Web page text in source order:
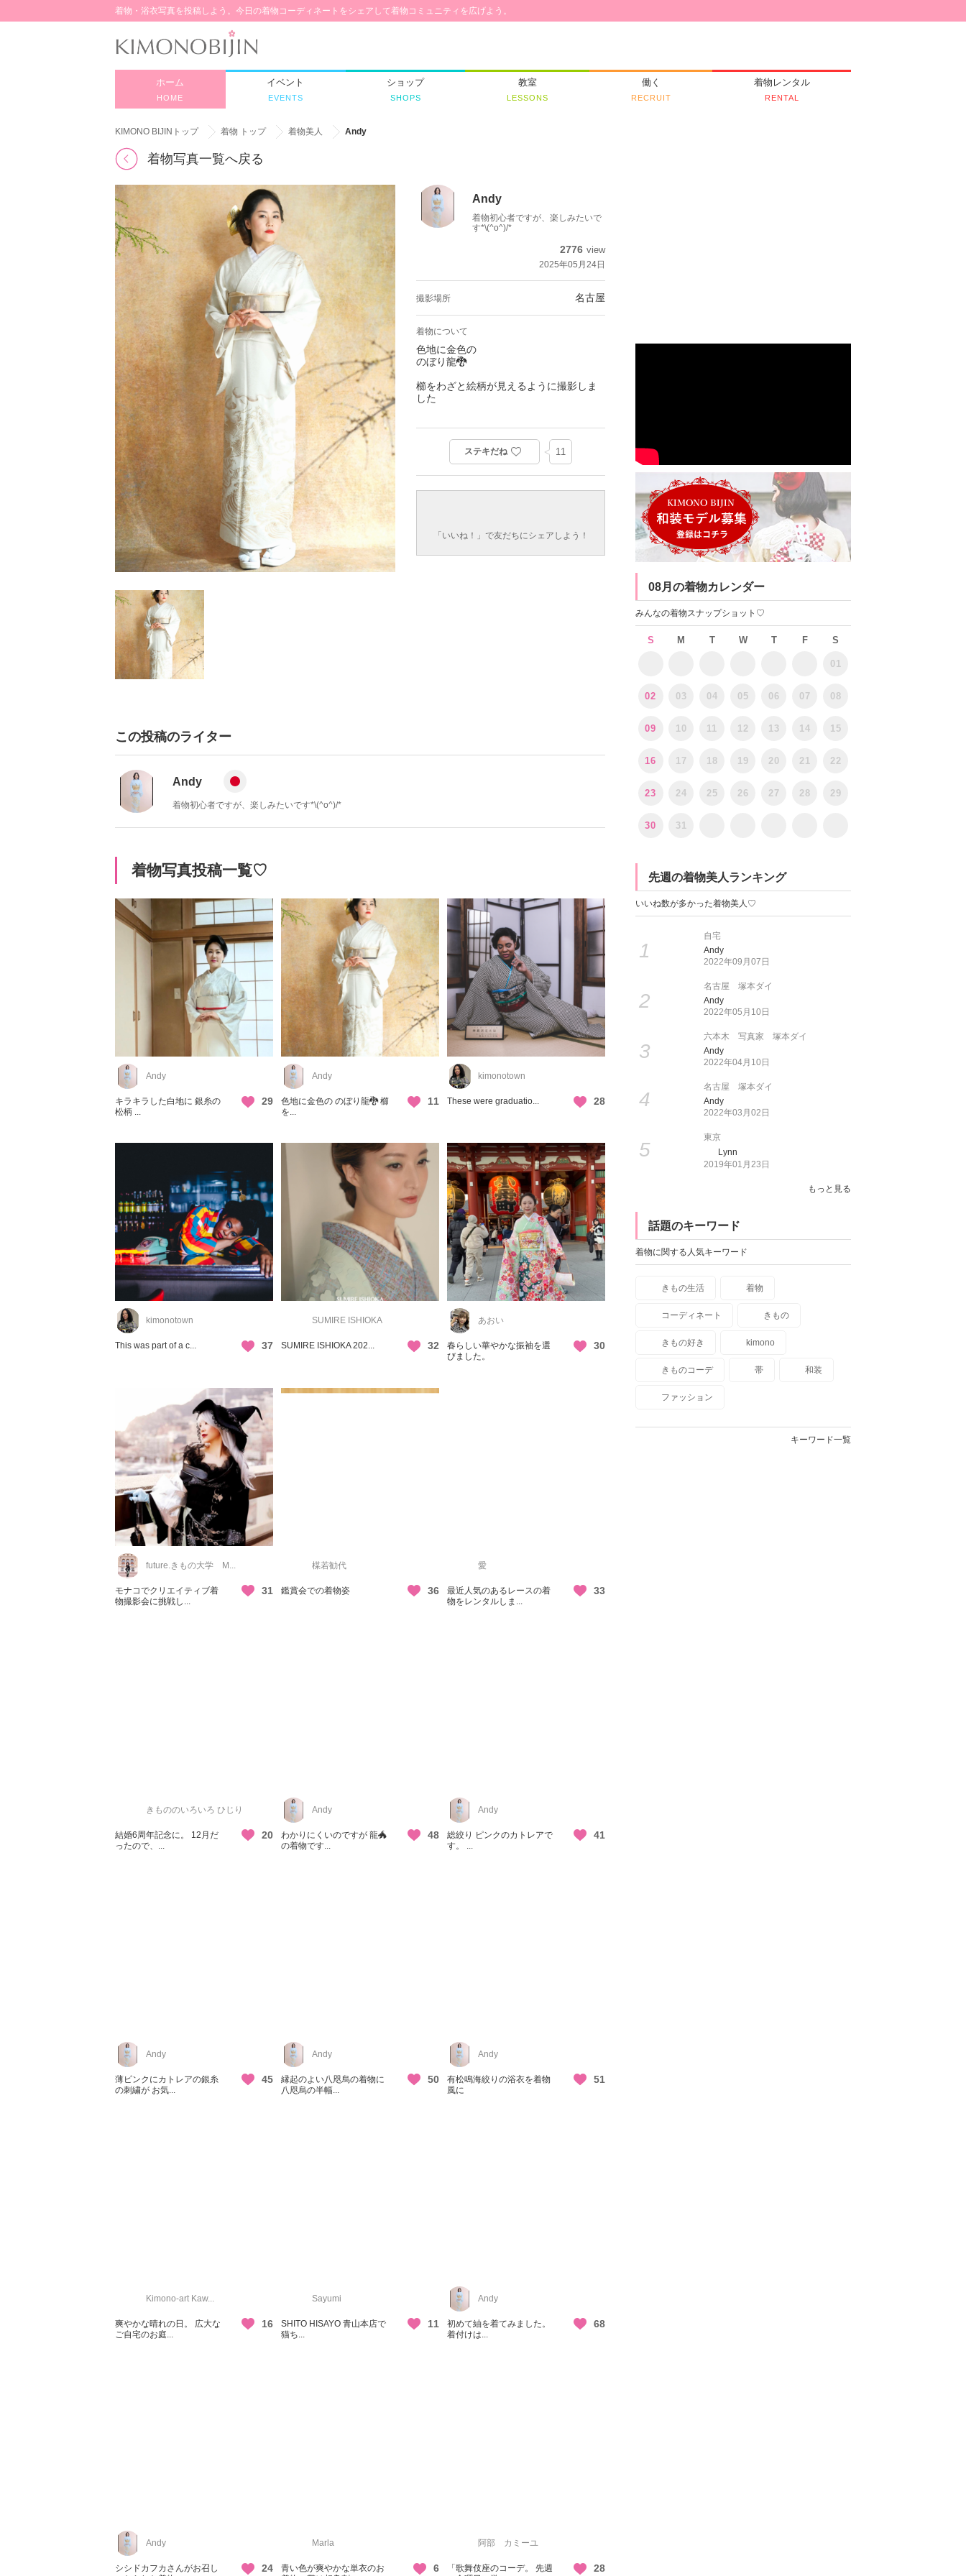
着物・浴衣写真を投稿しよう。今日の着物コーディネートをシェアして着物コミュニティを広げよう。
ホーム
HOME
イベント
EVENTS
ショップ
SHOPS
教室
LESSONS
働く
RECRUIT
着物レンタル
RENTAL
KIMONO BIJINトップ 着物 トップ 着物美人 Andy
着物写真一覧へ戻る
Andy
着物初心者ですが、楽しみたいで
す*\(^o^)/*
2776 view
2025年05月24日
撮影場所 名古屋
着物について
色地に金色の
のぼり龍🐉
櫛をわざと絵柄が見えるように撮影しま
した
ステキだね 11
「いいね！」で友だちにシェアしよう！
この投稿のライター
Andy
着物初心者ですが、楽しみたいです*\(^o^)/*
着物写真投稿一覧♡
Andy
キラキラした白地に 銀糸の
松柄 ...
29
Andy
色地に金色の のぼり龍🐉 櫛
を...
11
kimonotown
These were graduatio... 28
kimonotown
This was part of a c... 37
SUMIRE ISHIOKA
SUMIRE ISHIOKA 202... 32
あおい
春らしい華やかな振袖を選
びました。
30
future.きもの大学 M...
モナコでクリエイティブ着
物撮影会に挑戦し...
31
楳若勧代
鑑賞会での着物姿 36
愛
最近人気のあるレースの着
物をレンタルしま...
33
きもののいろいろ ひじり
結婚6周年記念に。 12月だ
ったので、...
20
Andy
わかりにくいのですが 龍🐲
の着物です...
48
Andy
総絞り ピンクのカトレアで
す。 ...
41
Andy
薄ピンクにカトレアの銀糸
の刺繍が お気...
45
Andy
縁起のよい八咫烏の着物に
八咫烏の半幅...
50
Andy
有松鳴海絞りの浴衣を着物
風に
51
Kimono-art Kaw...
爽やかな晴れの日。 広大な
ご自宅のお庭...
16
Sayumi
SHITO HISAYO 青山本店で
猫ち...
11
Andy
初めて紬を着てみました。
着付けは...
68
Andy
シシドカフカさんがお召し
24
Marla
青い色が爽やかな単衣のお
6
阿部 カミーユ
「歌舞伎座のコーデ。 先週
28
08月の着物カレンダー
みんなの着物スナップショット♡
S M T W T F S
01
02 03 04 05 06 07 08
09 10 11 12 13 14 15
16 17 18 19 20 21 22
23 24 25 26 27 28 29
30 31
先週の着物美人ランキング
いいね数が多かった着物美人♡
1
自宅
Andy
2022年09月07日
2
名古屋 塚本ダイ
Andy
2022年05月10日
3
六本木 写真家 塚本ダイ
Andy
2022年04月10日
4
名古屋 塚本ダイ
Andy
2022年03月02日
5
東京
Lynn
2019年01月23日
もっと見る
話題のキーワード
着物に関する人気キーワード
きもの生活 着物
コーディネート きもの
きもの好き kimono
きものコーデ 帯 和装
ファッション
キーワード一覧